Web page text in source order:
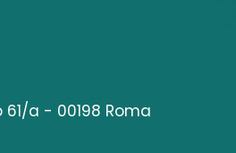
a - 00198 Roma